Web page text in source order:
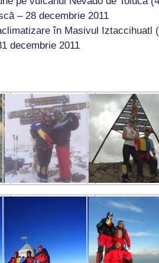
– 28 decembrie 2011
în Masivul Iztaccihuatl
decembrie 2011